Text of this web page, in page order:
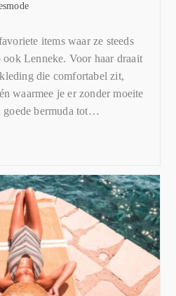
items waar ze steeds
Lenneke. Voor haar draait
die comfortabel zit,
waarmee je er zonder moeite
goede bermuda tot…